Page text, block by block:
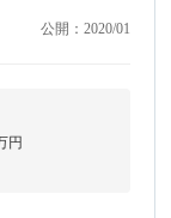
公開：2020/01
円